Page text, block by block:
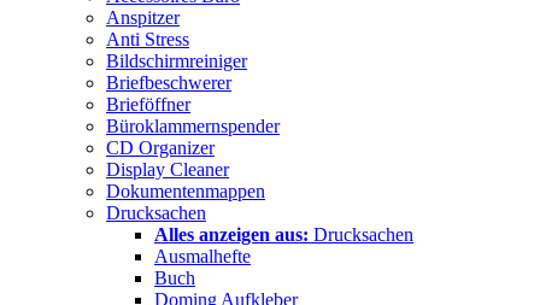
Anspitzer
Anti Stress
Bildschirmreiniger
Briefbeschwerer
Brieföffner
Büroklammernspender
CD Organizer
Display Cleaner
Dokumentenmappen
Drucksachen
Alles anzeigen aus: Drucksachen
Ausmalhefte
Buch
Doming Aufkleber